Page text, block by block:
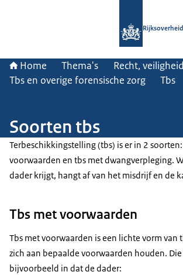
Rijksoverheid
Home Thema's
Recht,
Tbs en overige forensische zorg
Tbs
Soorten tbs
Terbeschikkingstelling (tbs) is er in 2
voorwaarden en tbs met dwangverpleging.
dader krijgt, hangt af van het misdrijf en de
Tbs met voorwaarden
Tbs met voorwaarden is een lichte vorm van
zich aan bepaalde voorwaarden houden.
bijvoorbeeld in dat de dader: